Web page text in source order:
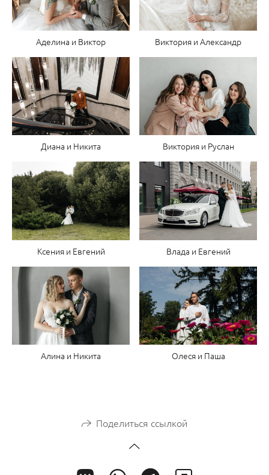
Аделина и Виктор Виктория и Александр
Диана и Никита Виктория и Руслан
Ксения и Евгений Влада и Евгений
Алина и Никита Олеся и Паша
Поделиться ссылкой